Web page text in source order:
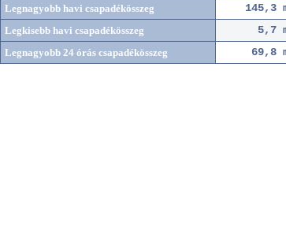
Legnagyobb havi csapadékösszeg 145,3
Legkisebb havi csapadékösszeg 5,7
Legnagyobb 24 órás csapadékösszeg 69,8